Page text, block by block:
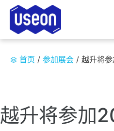
首页 / 参加展会 / 越升将
越升将参加